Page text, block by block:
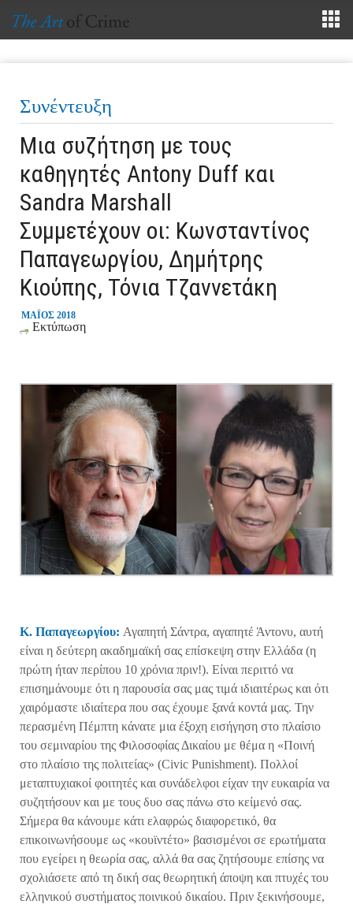
Συνέντευξη
Μια συζήτηση με τους
καθηγητές Antony Duff και
Sandra Marshall
Συμμετέχουν οι: Κωνσταντίνος
Παπαγεωργίου, Δημήτρης
Κιούπης, Τόνια Τζαννετάκη
ΜΑΪΟΣ 2018
Εκτύπωση
Κ. Παπαγεωργίου: Αγαπητή Σάντρα, αγαπητέ Άντονυ, αυτή
είναι η δεύτερη ακαδημαϊκή σας επίσκεψη στην Ελλάδα (η
πρώτη ήταν περίπου 10 χρόνια πριν!). Είναι περιττό να
επισημάνουμε ότι η παρουσία σας μας τιμά ιδιαιτέρως και ότι
χαιρόμαστε ιδιαίτερα που σας έχουμε ξανά κοντά μας. Την
περασμένη Πέμπτη κάνατε μια έξοχη εισήγηση στο πλαίσιο
του σεμιναρίου της Φιλοσοφίας Δικαίου με θέμα η «Ποινή
στο πλαίσιο της πολιτείας» (Civic Punishment). Πολλοί
μεταπτυχιακοί φοιτητές και συνάδελφοι είχαν την ευκαιρία να
συζητήσουν και με τους δυο σας πάνω στο κείμενό σας.
Σήμερα θα κάνουμε κάτι ελαφρώς διαφορετικό, θα
επικοινωνήσουμε ως «κουϊντέτο» βασισμένοι σε ερωτήματα
που εγείρει η θεωρία σας, αλλά θα σας ζητήσουμε επίσης να
σχολιάσετε από τη δική σας θεωρητική άποψη και πτυχές του
ελληνικού συστήματος ποινικού δικαίου. Πριν ξεκινήσουμε,